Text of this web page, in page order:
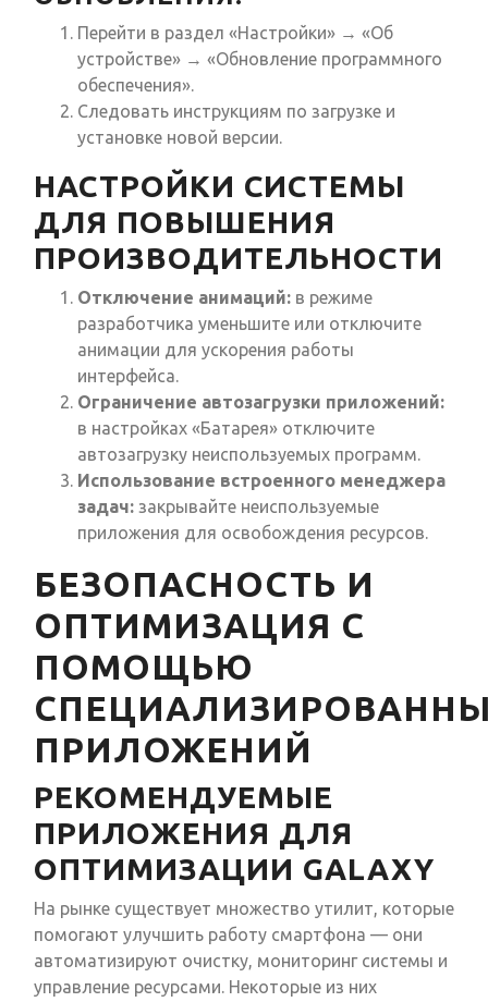
Перейти в раздел «Настройки» → «Об
устройстве» → «Обновление программного
обеспечения».
Следовать инструкциям по загрузке и
установке новой версии.
НАСТРОЙКИ СИСТЕМЫ
ДЛЯ ПОВЫШЕНИЯ
ПРОИЗВОДИТЕЛЬНОСТИ
Отключение анимаций: в режиме
разработчика уменьшите или отключите
анимации для ускорения работы
интерфейса.
Ограничение автозагрузки приложений:
в настройках «Батарея» отключите
автозагрузку неиспользуемых программ.
Использование встроенного менеджера
задач: закрывайте неиспользуемые
приложения для освобождения ресурсов.
БЕЗОПАСНОСТЬ И
ОПТИМИЗАЦИЯ С
ПОМОЩЬЮ
ПРИЛОЖЕНИЙ
РЕКОМЕНДУЕМЫЕ
ПРИЛОЖЕНИЯ ДЛЯ
ОПТИМИЗАЦИИ GALAXY
На рынке существует множество утилит, которые
помогают улучшить работу смартфона — они
автоматизируют очистку, мониторинг системы и
управление ресурсами. Некоторые из них